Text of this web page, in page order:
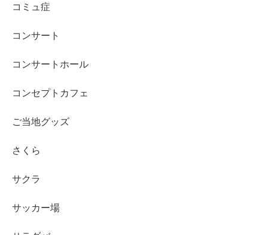
コミュ症
コンサート
コンサートホール
コンセプトカフェ
ご当地グッズ
さくら
サクラ
サッカー場